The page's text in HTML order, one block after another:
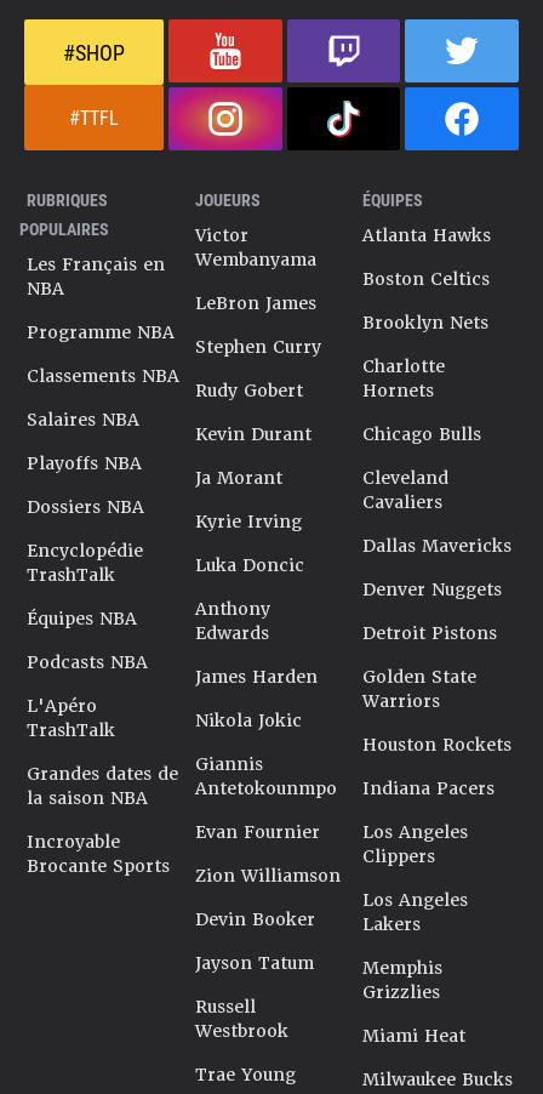
#SHOP
#TTFL
RUBRIQUES
POPULAIRES
Les Français en
NBA
Programme NBA
Classements NBA
Salaires NBA
Playoffs NBA
Dossiers NBA
Encyclopédie
TrashTalk
Équipes NBA
Podcasts NBA
L'Apéro
TrashTalk
Grandes dates de
la saison NBA
Incroyable
Brocante Sports
JOUEURS
Victor
Wembanyama
LeBron James
Stephen Curry
Rudy Gobert
Kevin Durant
Ja Morant
Kyrie Irving
Luka Doncic
Anthony
Edwards
James Harden
Nikola Jokic
Giannis
Antetokounmpo
Evan Fournier
Zion Williamson
Devin Booker
Jayson Tatum
Russell
Westbrook
Trae Young
ÉQUIPES
Atlanta Hawks
Boston Celtics
Brooklyn Nets
Charlotte
Hornets
Chicago Bulls
Cleveland
Cavaliers
Dallas Mavericks
Denver Nuggets
Detroit Pistons
Golden State
Warriors
Houston Rockets
Indiana Pacers
Los Angeles
Clippers
Los Angeles
Lakers
Memphis
Grizzlies
Miami Heat
Milwaukee Bucks